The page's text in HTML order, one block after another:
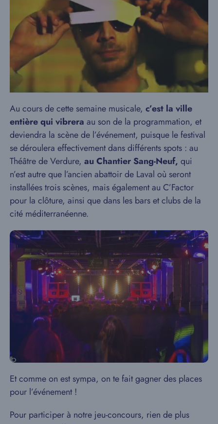
Au cours de cette semaine musicale, c’est la ville
entière qui vibrera au son de la programmation, et
deviendra la scène de l’événement, puisque le festival
se déroulera effectivement dans différents spots : au
Théâtre de Verdure, au Chantier Sang-Neuf, qui
n’est autre que l’ancien abattoir de Laval où seront
installées trois scènes, mais également au C’Factor
pour la clôture, ainsi que dans les bars et clubs de la
cité méditerranéenne.
Et comme on est sympa, on te fait gagner des places
pour l’événement !
Pour participer à notre jeu-concours, rien de plus